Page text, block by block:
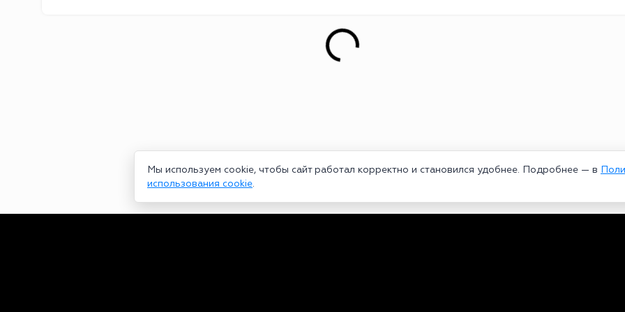
Мы используем cookie, чтобы сайт работал корректно и становился удобнее. Подробнее — в
использования cookie.